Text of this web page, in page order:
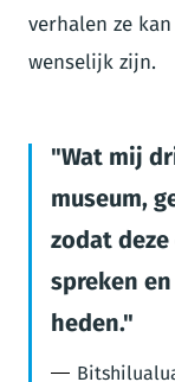
verhalen ze
wenselijk zijn.
Wat mij
museum,
zodat
spreken
heden.